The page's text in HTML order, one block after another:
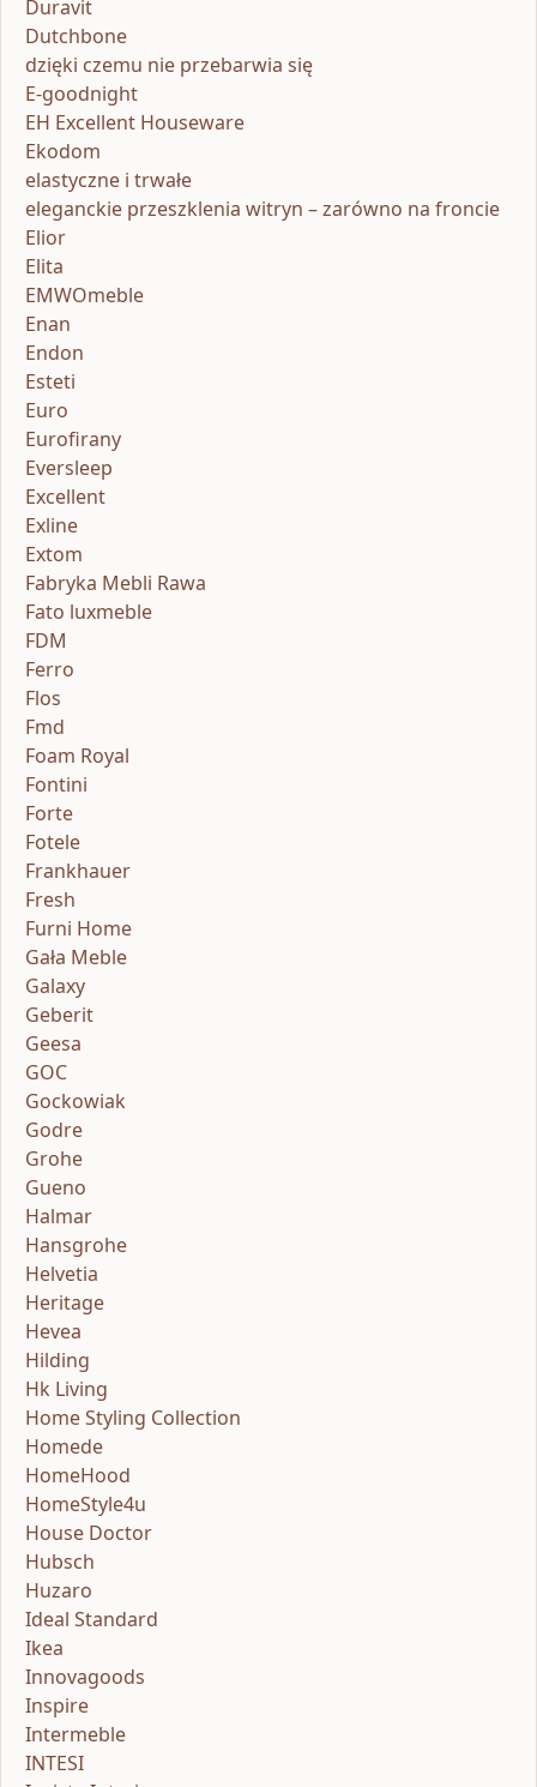
Duravit
Dutchbone
dzięki czemu nie przebarwia się
E-goodnight
EH Excellent Houseware
Ekodom
elastyczne i trwałe
eleganckie przeszklenia witryn – zarówno na froncie
Elior
Elita
EMWOmeble
Enan
Endon
Esteti
Euro
Eurofirany
Eversleep
Excellent
Exline
Extom
Fabryka Mebli Rawa
Fato luxmeble
FDM
Ferro
Flos
Fmd
Foam Royal
Fontini
Forte
Fotele
Frankhauer
Fresh
Furni Home
Gała Meble
Galaxy
Geberit
Geesa
GOC
Gockowiak
Godre
Grohe
Gueno
Halmar
Hansgrohe
Helvetia
Heritage
Hevea
Hilding
Hk Living
Home Styling Collection
Homede
HomeHood
HomeStyle4u
House Doctor
Hubsch
Huzaro
Ideal Standard
Ikea
Innovagoods
Inspire
Intermeble
INTESI